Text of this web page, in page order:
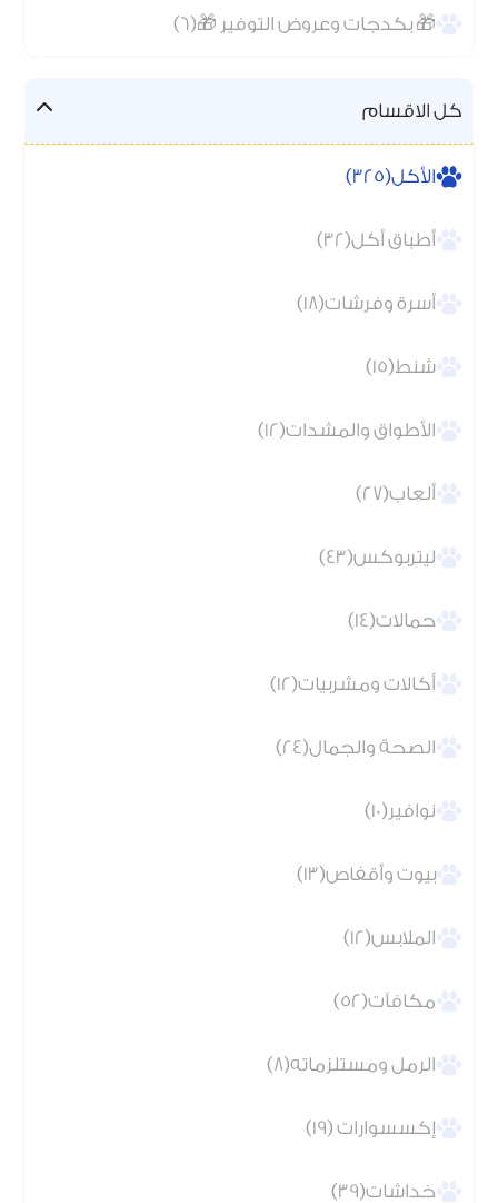
🎁 بكدجات وعروض التوفير 🎁(6)
كل الاقسام
الأكل(325)
أطباق أكل(32)
أسرة وفرشات(18)
شنط(15)
الأطواق والمشدات(12)
ألعاب(27)
ليتربوكس(43)
حمالات(14)
أكالات ومشربيات(12)
الصحة والجمال(24)
نوافير(10)
بيوت وأقفاص(13)
الملابس(12)
مكافآت(52)
الرمل ومستلزماته(8)
إكسسوارات (19)
خداشات(39)